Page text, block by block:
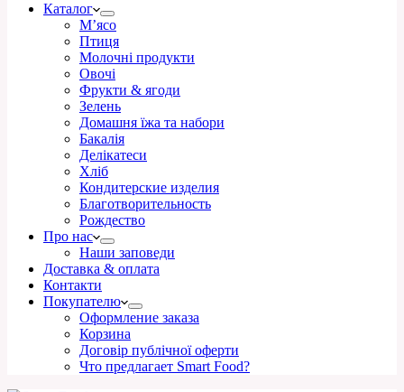
Каталог
М’ясо
Птиця
Молочні продукти
Овочі
Фрукти & ягоди
Зелень
Домашня їжа та набори
Бакалія
Делікатеси
Хліб
Кондитерские изделия
Благотворительность
Рождество
Про нас
Наши заповеди
Доставка & оплата
Контакти
Покупателю
Оформление заказа
Корзина
Договір публічної оферти
Что предлагает Smart Food?